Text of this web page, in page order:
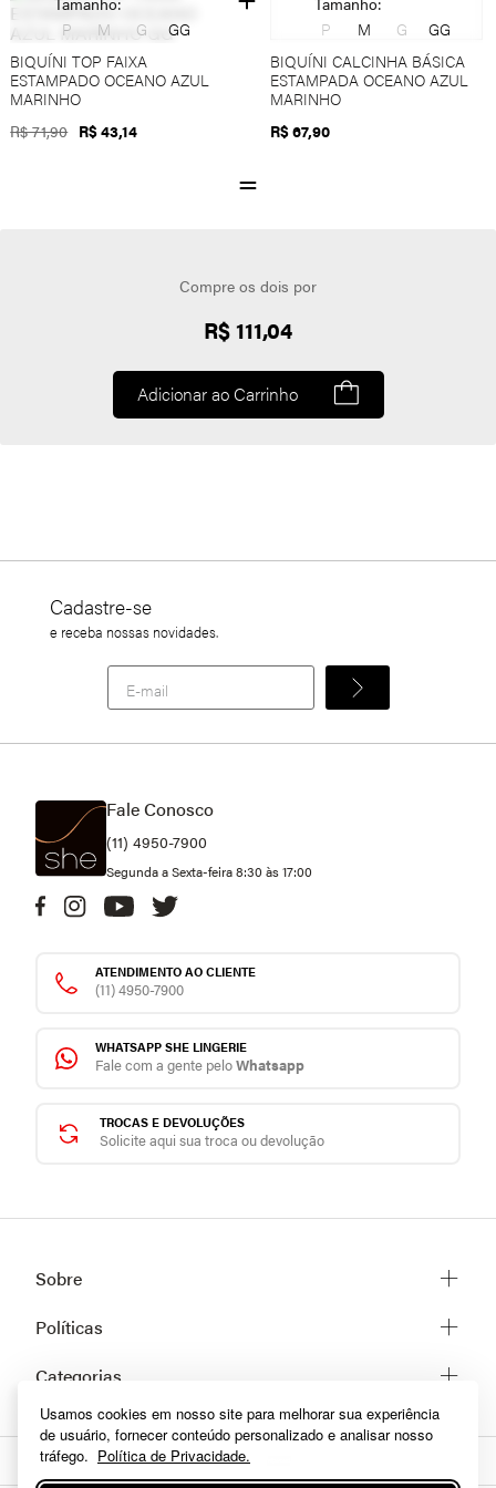
Usamos cookies em nosso site para melhorar sua experiência
de usuário, fornecer conteúdo personalizado e analisar nosso
tráfego. Política de Privacidade.
G
GG
M
P
BIQUÍNI TOP FAIXA
ESTAMPADO OCEANO AZUL
MARINHO
R$ 71,90 R$ 43,14
G
GG
M
P
BIQUÍNI CALCINHA BÁSICA
ESTAMPADA OCEANO AZUL
MARINHO
R$ 67,90
Compre os dois por
R$ 111,04
Adicionar ao Carrinho
Cadastre-se
e receba nossas novidades.
Fale Conosco
(11) 4950-7900
Segunda a Sexta-feira 8:30 às 17:00
ATENDIMENTO AO CLIENTE
(11) 4950-7900
WHATSAPP SHE LINGERIE
Fale com a gente peloWhatsapp
TROCAS E DEVOLUÇÕES
Solicite aqui sua troca ou devolução
Sobre
Sobre a She
Fale conosco
Políticas
Trocas e Devoluções
Políticas de privacidade
Dúvidas frequentes
Como comprar
Categorias
Lingerie
Homewear